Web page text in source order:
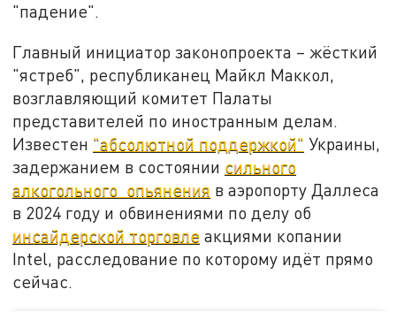
"падение".
Главный инициатор законопроекта – жёсткий
"ястреб", республиканец Майкл Маккол,
возглавляющий комитет Палаты
представителей по иностранным делам.
Известен "абсолютной поддержкой" Украины,
задержанием в состоянии сильного
алкогольного опьянения в аэропорту Даллеса
в 2024 году и обвинениями по делу об
инсайдерской торговле акциями копании
Intel, расследование по которому идёт прямо
сейчас.